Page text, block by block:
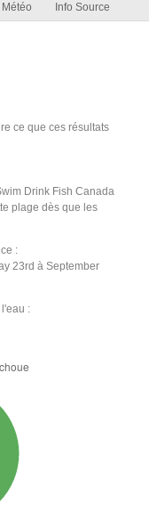
Météo Info Source
ce que ces résultats
Drink Fish Canada
plage dès que les
:
23rd à September
: